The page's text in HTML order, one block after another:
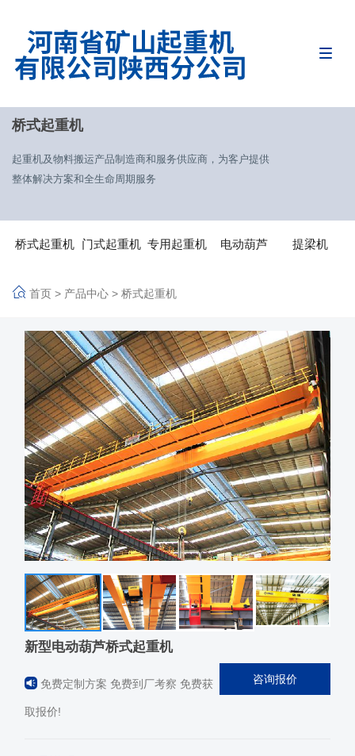
桥式起重机
起重机及物料搬运产品制造商和服务供应商，为客户提供
整体解决方案和全生命周期服务
桥式起重机 门式起重机 专用起重机 电动葫芦 提梁机
首页 > 产品中心 > 桥式起重机
新型电动葫芦桥式起重机
免费定制方案 免费到厂考察 免费获
取报价!
咨询报价